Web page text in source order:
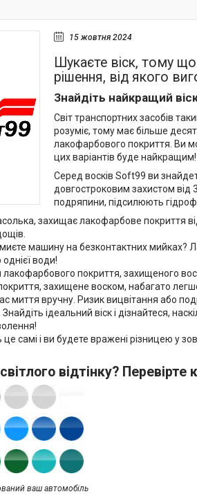
15 жовтня 2024
Шукаєте віск, тому
рішення, від якого
Знайдіть найкращий
Світ транспортних засобів
розуміє, тому має більше
лакофарбового покриття. Ви
цих варіантів буде найкращим!
Серед восків Soft99 ви
довгостроковим захистом від
подряпини, підсилюють
захищає лакофарбове покриття
машину на безконтактних мийках?
води!
лакофарбового покриття, захищеного
захищене воском, набагато
миття вручну. Ризик вицвітання або
Знайдіть ідеальний віск і дізнайтеся,
це самі і ви будете вражені різницею у
відтінку?
ваш автомобіль